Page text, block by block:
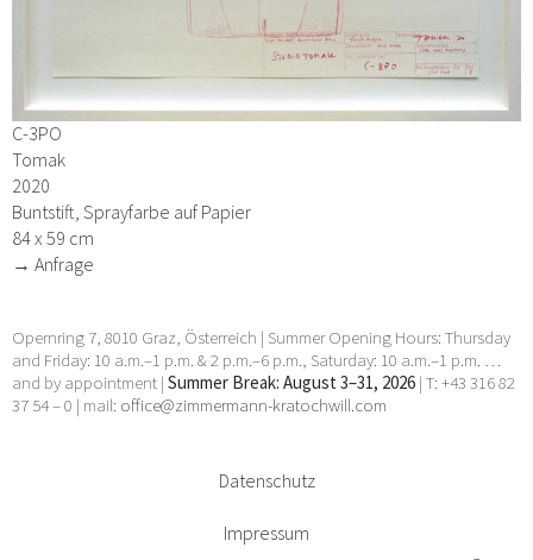
C-3PO
Tomak
2020
Buntstift, Sprayfarbe auf Papier
84 x 59 cm
→ Anfrage
Opernring 7, 8010 Graz, Österreich | Summer Opening Hours: Thursday
and Friday: 10 a.m.–1 p.m. & 2 p.m.–6 p.m., Saturday: 10 a.m.–1 p.m. …
and by appointment | Summer Break: August 3–31, 2026 | T: +43 316 82
37 54 – 0 | mail: office@zimmermann-kratochwill.com
Datenschutz
Impressum